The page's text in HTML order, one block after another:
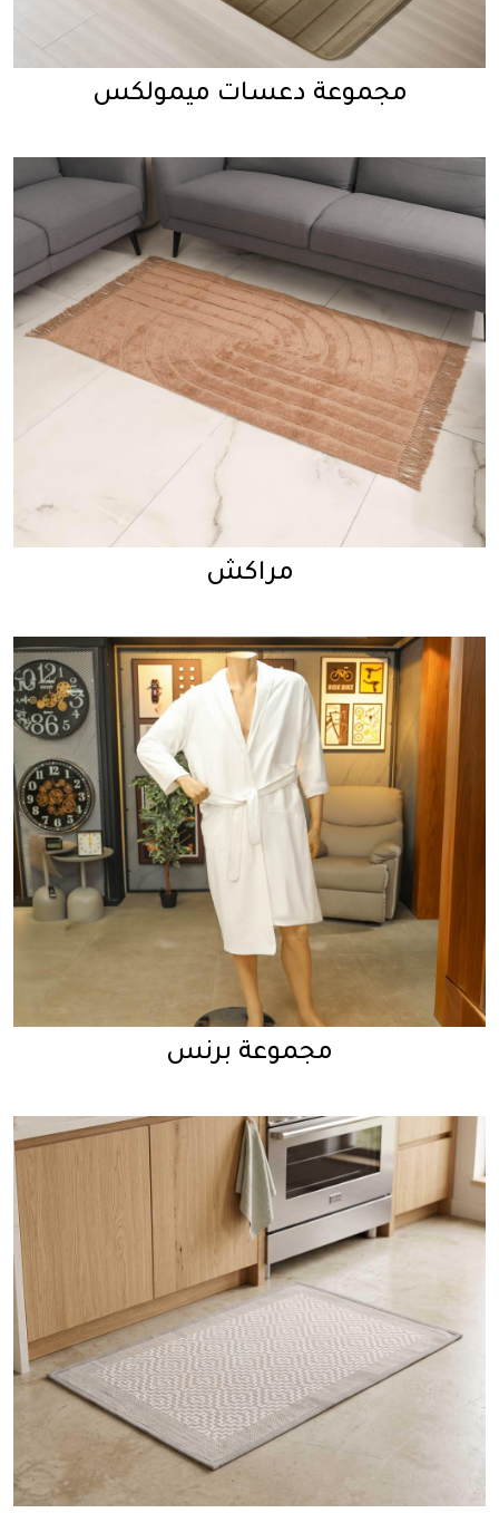
مجموعة دعسات ميمولكس
مراكش
مجموعة برنس